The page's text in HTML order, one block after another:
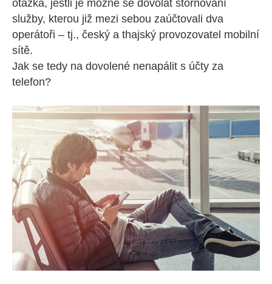
otázka, jestli je možné se dovolat stornování
služby, kterou již mezi sebou zaúčtovali dva
operátoři – tj., český a thajský provozovatel mobilní
sítě.
Jak se tedy na dovolené nenapálit s účty za
telefon?